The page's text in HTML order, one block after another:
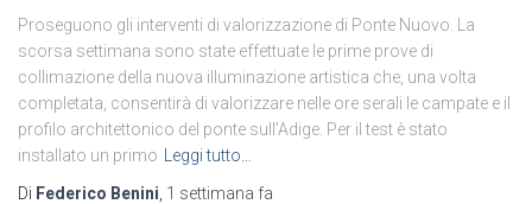
Proseguono gli interventi di valorizzazione di Ponte Nuovo. La
scorsa settimana sono state effettuate le prime prove di
collimazione della nuova illuminazione artistica che, una volta
completata, consentirà di valorizzare nelle ore serali le campate e il
profilo architettonico del ponte sull’Adige. Per il test è stato
installato un primo
Leggi tutto…
Di Federico Benini 1 settimana fa